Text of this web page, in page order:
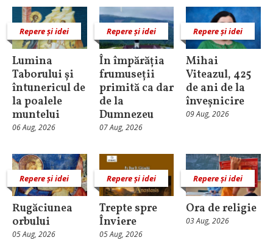
Repere și idei
Lumina
Taborului și
întunericul de
la poalele
muntelui
06 Aug, 2026
Repere și idei
În împărăția
frumuseții
primită ca dar
de la
Dumnezeu
07 Aug, 2026
Repere și idei
Mihai
Viteazul, 425
de ani de la
înveșnicire
09 Aug, 2026
Repere și idei
Rugăciunea
orbului
05 Aug, 2026
Repere și idei
Trepte spre
Înviere
05 Aug, 2026
Repere și idei
Ora de religie
03 Aug, 2026